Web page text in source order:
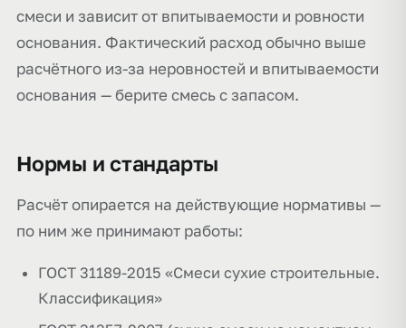
смеси и зависит от впитываемости и ровности
основания. Фактический расход обычно выше
расчётного из-за неровностей и впитываемости
основания — берите смесь с запасом.
Нормы и стандарты
Расчёт опирается на действующие нормативы —
по ним же принимают работы:
ГОСТ 31189-2015 «Смеси сухие строительные.
Классификация»